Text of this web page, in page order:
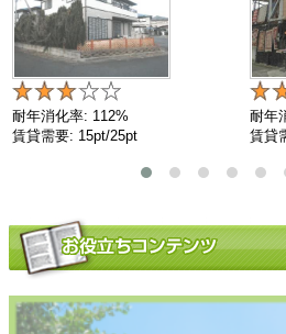
耐年消化率: 112%
賃貸需要: 15pt/25pt
耐年
賃貸